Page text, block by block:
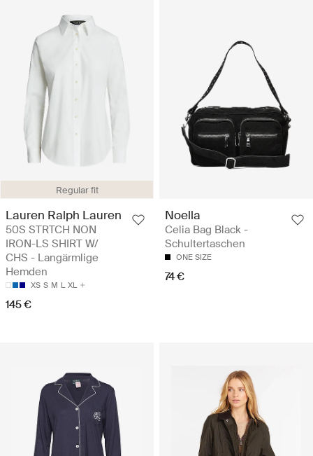
Regular fit
Lauren Ralph Lauren
50S STRTCH NON
IRON-LS SHIRT W/
CHS - Langärmlige
Hemden
XS S M L XL
145 €
Noella
Celia Bag Black -
Schultertaschen
ONE SIZE
74 €